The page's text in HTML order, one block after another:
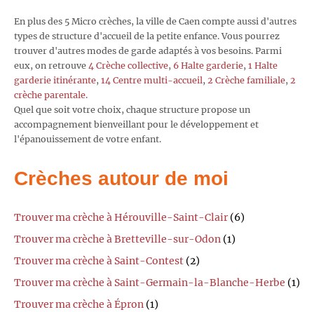
En plus des 5 Micro crèches, la ville de Caen compte aussi d'autres
types de structure d'accueil de la petite enfance. Vous pourrez
trouver d'autres modes de garde adaptés à vos besoins. Parmi
eux, on retrouve 4 Crèche collective, 6 Halte garderie, 1 Halte
garderie itinérante, 14 Centre multi-accueil, 2 Crèche familiale, 2
crèche parentale.
Quel que soit votre choix, chaque structure propose un
accompagnement bienveillant pour le développement et
l'épanouissement de votre enfant.
Crèches autour de moi
Trouver ma crèche à Hérouville-Saint-Clair (6)
Trouver ma crèche à Bretteville-sur-Odon (1)
Trouver ma crèche à Saint-Contest (2)
Trouver ma crèche à Saint-Germain-la-Blanche-Herbe (1)
Trouver ma crèche à Épron (1)